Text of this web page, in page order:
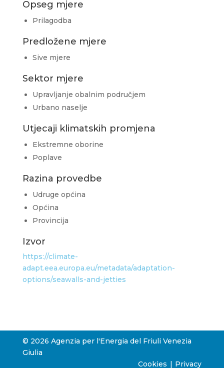
Opseg mjere
Prilagodba
Predložene mjere
Sive mjere
Sektor mjere
Upravljanje obalnim područjem
Urbano naselje
Utjecaji klimatskih promjena
Ekstremne oborine
Poplave
Razina provedbe
Udruge općina
Općina
Provincija
Izvor
https://climate-
adapt.eea.europa.eu/metadata/adaptation-
options/seawalls-and-jetties
© 2026 Agenzia per l'Energia del Friuli Venezia
Giulia
Cookies
Privacy